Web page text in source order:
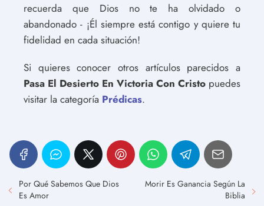
recuerda que Dios no te ha olvidado o
abandonado - ¡Él siempre está contigo y quiere tu
fidelidad en cada situación!
Si quieres conocer otros artículos parecidos a
Pasa El Desierto En Victoria Con Cristo puedes
visitar la categoría Prédicas.
Por Qué Sabemos Que Dios
Es Amor
Morir Es Ganancia Según La
Biblia